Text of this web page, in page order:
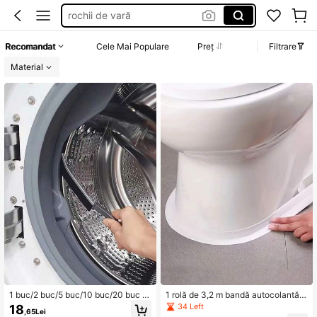
costum baie femei
Recomandat Cele Mai Populare Preț
Filtrare
Material
1 buc/2 buc/5 buc/10 buc/20 buc p
erie lungă multifuncțională, potrivită
pentru curățarea tamburului mașinii
18,65Lei
1 rolă de 3,2 m bandă autocolantă d
e perete anti-mucegai impermeabil
ă din PVC, bandă decorativă albă/r
34 Left